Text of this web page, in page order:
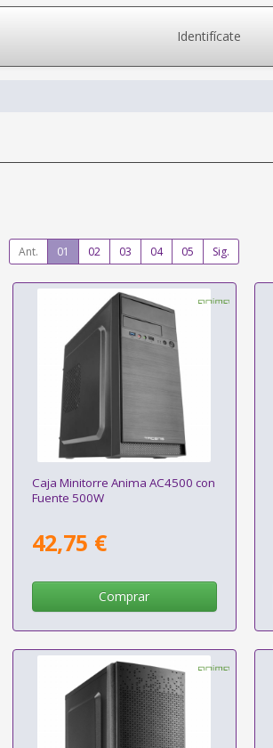
Identifícate
Ant. 01 02 03 04 05 Sig.
Caja Minitorre Anima AC4500 con
Fuente 500W
42,75 €
Comprar